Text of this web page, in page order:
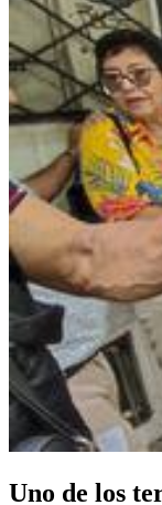
Uno de los